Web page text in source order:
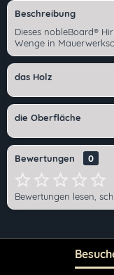
Ich habe die
Beschreibung
Dieses nobleBoard®
Wenge in
das Holz
die Oberfläche
Bewertungen 0
Bewertungen lesen,